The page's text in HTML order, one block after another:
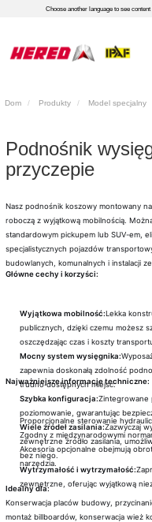
Choose another language to see
Dom Produkty Model specjalny
przyczepie
Podnośnik
przyczepie
Nasz podnośnik koszowy montowany
roboczą z wyjątkową mobilnością.
standardowym pickupem lub SUV-em,
specjalistycznych pojazdów
budowlanych, komunalnych i instalacji
Główne cechy i korzyści:
Wyjątkowa mobilność:Lekka
publicznych, dzięki czemu możesz
oszczędzając czas i koszty
Mocny system wysięgnika:
zapewnia doskonałą zdolność
trudno dostępnych miejsc.
Szybka konfiguracja:Zintegrowane
poziomowanie, gwarantując
Wiele źródeł zasilania:Zazwyczaj
zewnętrzne źródło zasilania,
bez niego.
Wytrzymałość i wytrzymałość:
zewnętrzne, oferując wyjątkową
Najważniejsze informacje techniczne:
Proporcjonalne sterowanie
Zgodny z międzynarodowymi
Akcesoria opcjonalne obejmują
narzędzia.
Idealny dla:
Konserwacja placów budowy,
montaż billboardów, konserwacja wież